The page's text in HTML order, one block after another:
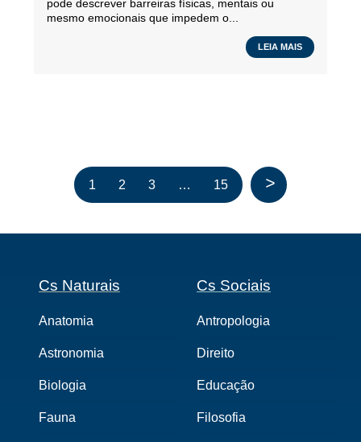
pode descrever barreiras físicas, mentais ou
mesmo emocionais que impedem o...
LEIA MAIS
1 2 3 … 15 >
Cs Naturais
Anatomia
Astronomia
Biologia
Fauna
Cs Sociais
Antropologia
Direito
Educação
Filosofia